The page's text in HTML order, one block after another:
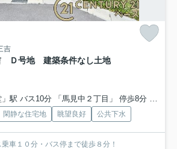
吉
Ｄ号地 建築条件なし土地
駅 バス10分 「馬見中２丁目」 停歩8分
閑静な住宅地 眺望良好 公共下水
車１０分・バス停まで徒歩８分！